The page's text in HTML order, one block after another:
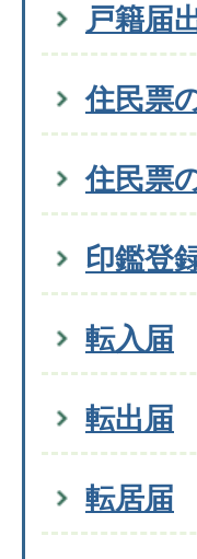
戸籍届
住民票
住民票
印鑑登
転入届
転出届
転居届